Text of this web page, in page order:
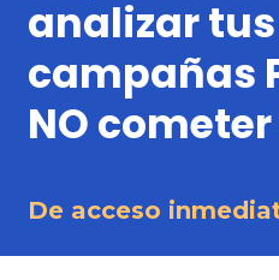
analizar tus
campañas
NO
De acceso